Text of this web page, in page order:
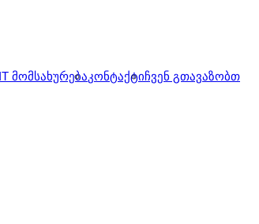
IT მომსახურებაკონტაქტიჩვენ გთავაზობთ